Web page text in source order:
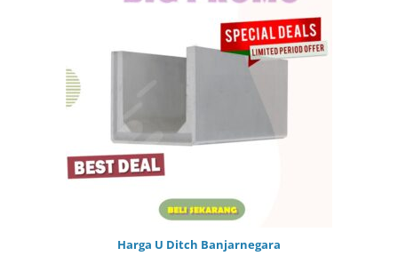
Harga U Ditch Banjarnegara